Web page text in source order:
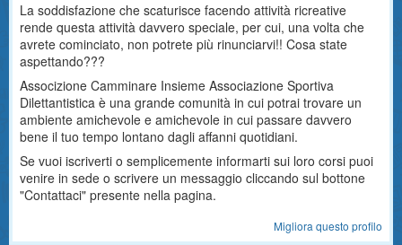
La soddisfazione che scaturisce facendo attività ricreative
rende questa attività davvero speciale, per cui, una volta che
avrete cominciato, non potrete più rinunciarvi!! Cosa state
aspettando???
Associzione Camminare Insieme Associazione Sportiva
Dilettantistica è una grande comunità in cui potrai trovare un
ambiente amichevole e amichevole in cui passare davvero
bene il tuo tempo lontano dagli affanni quotidiani.
Se vuoi iscriverti o semplicemente informarti sui loro corsi puoi
venire in sede o scrivere un messaggio cliccando sul bottone
"Contattaci" presente nella pagina.
Migliora questo profilo